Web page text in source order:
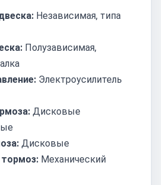
Независимая, типа
Полузависимая,
Электроусилитель
Дисковые
Дисковые
Механический